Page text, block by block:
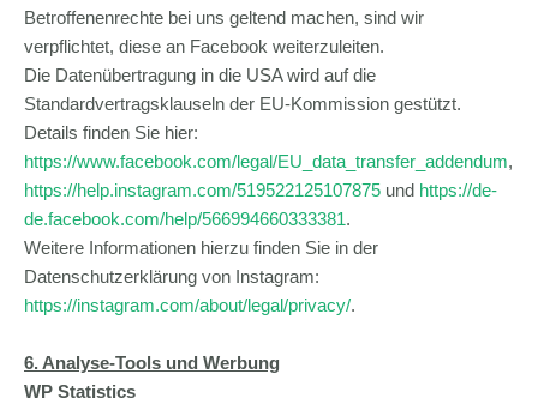
Betroffenenrechte bei uns geltend machen, sind wir
verpflichtet, diese an Facebook weiterzuleiten.
Die Datenübertragung in die USA wird auf die
Standardvertragsklauseln der EU-Kommission gestützt.
Details finden Sie hier:
https://www.facebook.com/legal/EU_data_transfer_addendum,
https://help.instagram.com/519522125107875 und https://de-
de.facebook.com/help/566994660333381.
Weitere Informationen hierzu finden Sie in der
Datenschutzerklärung von Instagram:
https://instagram.com/about/legal/privacy/.
6. Analyse-Tools und Werbung
WP Statistics